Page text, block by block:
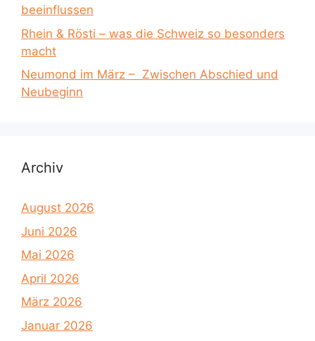
beeinflussen
Rhein & Rösti – was die Schweiz so besonders
macht
Neumond im März – Zwischen Abschied und
Neubeginn
Archiv
August 2026
Juni 2026
Mai 2026
April 2026
März 2026
Januar 2026